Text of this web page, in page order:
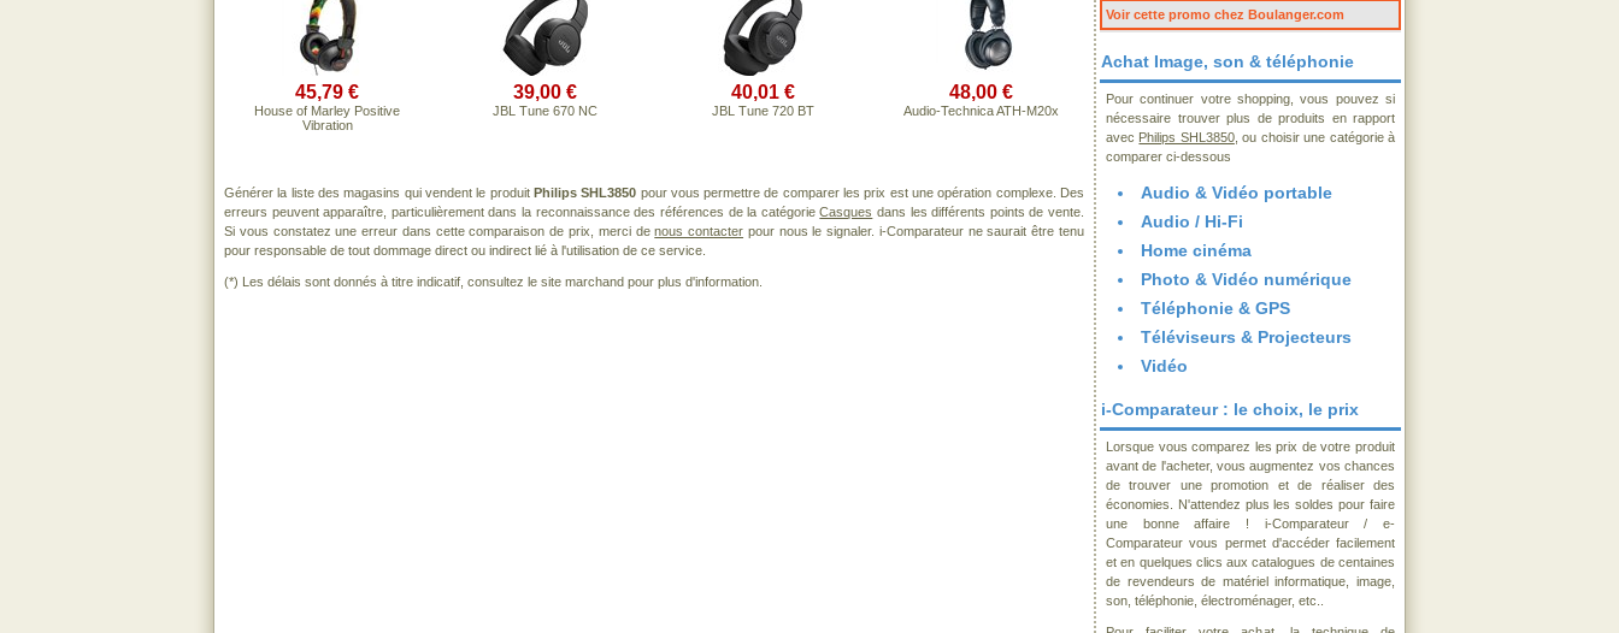
45,79 €
House of Marley Positive
Vibration
39,00 €
JBL Tune 670 NC
40,01 €
JBL Tune 720 BT
48,00 €
Audio-Technica ATH-M20x
Générer la liste des magasins qui vendent le produit Philips SHL3850 pour vous permettre de comparer les prix est une opération complexe. Des
erreurs peuvent apparaître, particulièrement dans la reconnaissance des références de la catégorieCasques dans les différents points de vente.
Si vous constatez une erreur dans cette comparaison de prix, merci denous contacter pour nous le signaler. i-Comparateur ne saurait être tenu
pour responsable de tout dommage direct ou indirect lié à l'utilisation de ce service.
(*) Les délais sont donnés à titre indicatif, consultez le site marchand pour plus d'information.
Voir cette promo chez Boulanger.com
Achat Image, son & téléphonie
Pour continuer votre shopping, vous pouvez si
nécessaire trouver plus de produits en rapport
avec Philips SHL3850, ou choisir une catégorie à
comparer ci-dessous
Audio & Vidéo portable
Audio / Hi-Fi
Home cinéma
Photo & Vidéo numérique
Téléphonie & GPS
Téléviseurs & Projecteurs
Vidéo
i-Comparateur : le choix, le prix
Lorsque vous comparez les prix de votre produit
avant de l'acheter, vous augmentez vos chances
de trouver une promotion et de réaliser des
économies. N'attendez plus les soldes pour faire
une bonne affaire ! i-Comparateur / e-
Comparateur vous permet d'accéder facilement
et en quelques clics aux catalogues de centaines
de revendeurs de matériel informatique, image,
son, téléphonie, électroménager, etc..